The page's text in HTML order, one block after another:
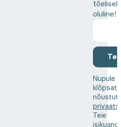
tõeliselt
oluline!
Nupule
Teie